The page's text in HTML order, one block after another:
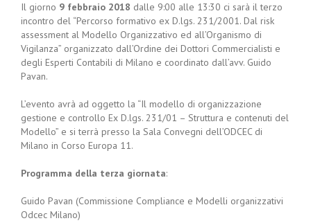
Il giorno 9 febbraio 2018 dalle 9:00 alle 13:30 ci sarà il terzo
incontro del “Percorso formativo ex D.lgs. 231/2001. Dal risk
assessment al Modello Organizzativo ed all’Organismo di
Vigilanza” organizzato dall’Ordine dei Dottori Commercialisti e
degli Esperti Contabili di Milano e coordinato dall’avv. Guido
Pavan.
L’evento avrà ad oggetto la “Il modello di organizzazione
gestione e controllo Ex D.lgs. 231/01 – Struttura e contenuti del
Modello” e si terrà presso la Sala Convegni dell’ODCEC di
Milano in Corso Europa 11.
Programma della terza giornata:
Guido Pavan (Commissione Compliance e Modelli organizzativi
Odcec Milano)